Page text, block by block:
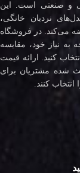
و صنعتی است. این
نردبان خانگی،
می‌کند. در فروشگاه
به نیاز خود، مقایسه
کنید. ارائه قیمت
شده مشتریان برای
کنند.